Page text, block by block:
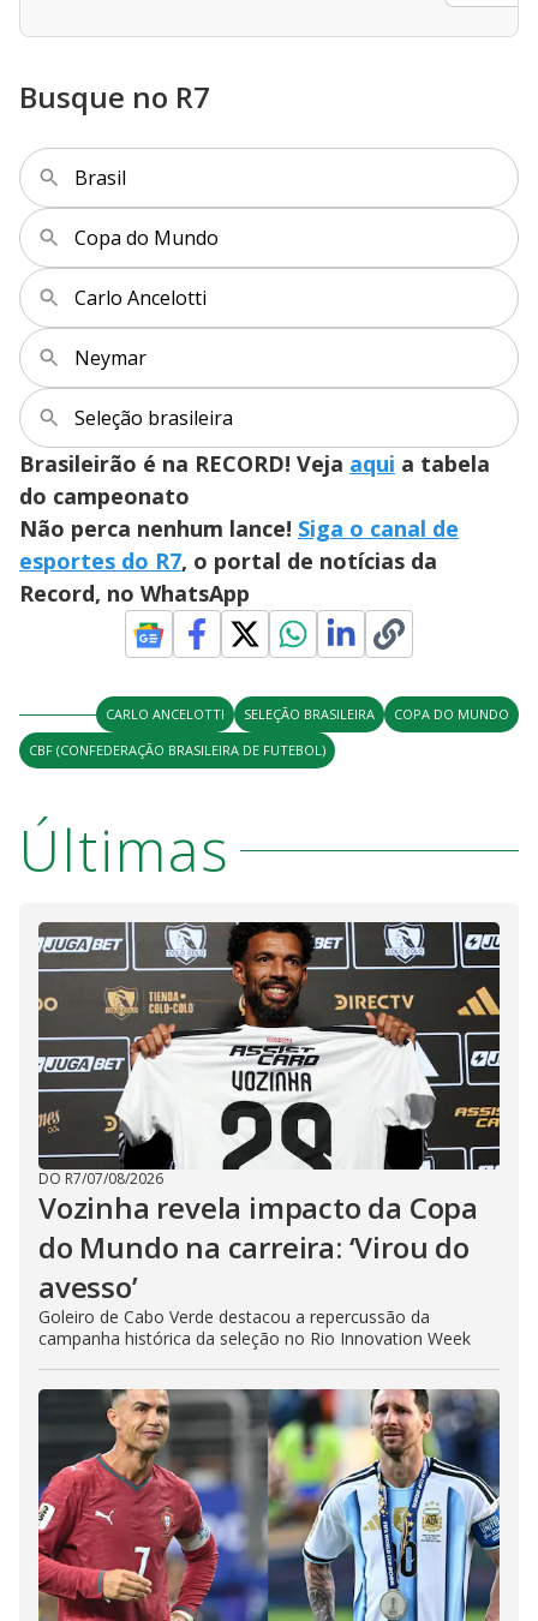
Busque no R7
Brasil
Copa do Mundo
Carlo Ancelotti
Neymar
Seleção brasileira
Brasileirão é na RECORD! Veja aqui a tabela
do campeonato
Não perca nenhum lance! Siga o canal de
esportes do R7, o portal de notícias da
Record, no WhatsApp
CARLO ANCELOTTI SELEÇÃO BRASILEIRA
COPA DO MUNDO
CBF (CONFEDERAÇÃO BRASILEIRA DE FUTEBOL)
Últimas
DO R7/07/08/2026
Vozinha revela impacto da Copa
do Mundo na carreira: ‘Virou do
avesso’
Goleiro de Cabo Verde destacou a repercussão da
campanha histórica da seleção no Rio Innovation Week